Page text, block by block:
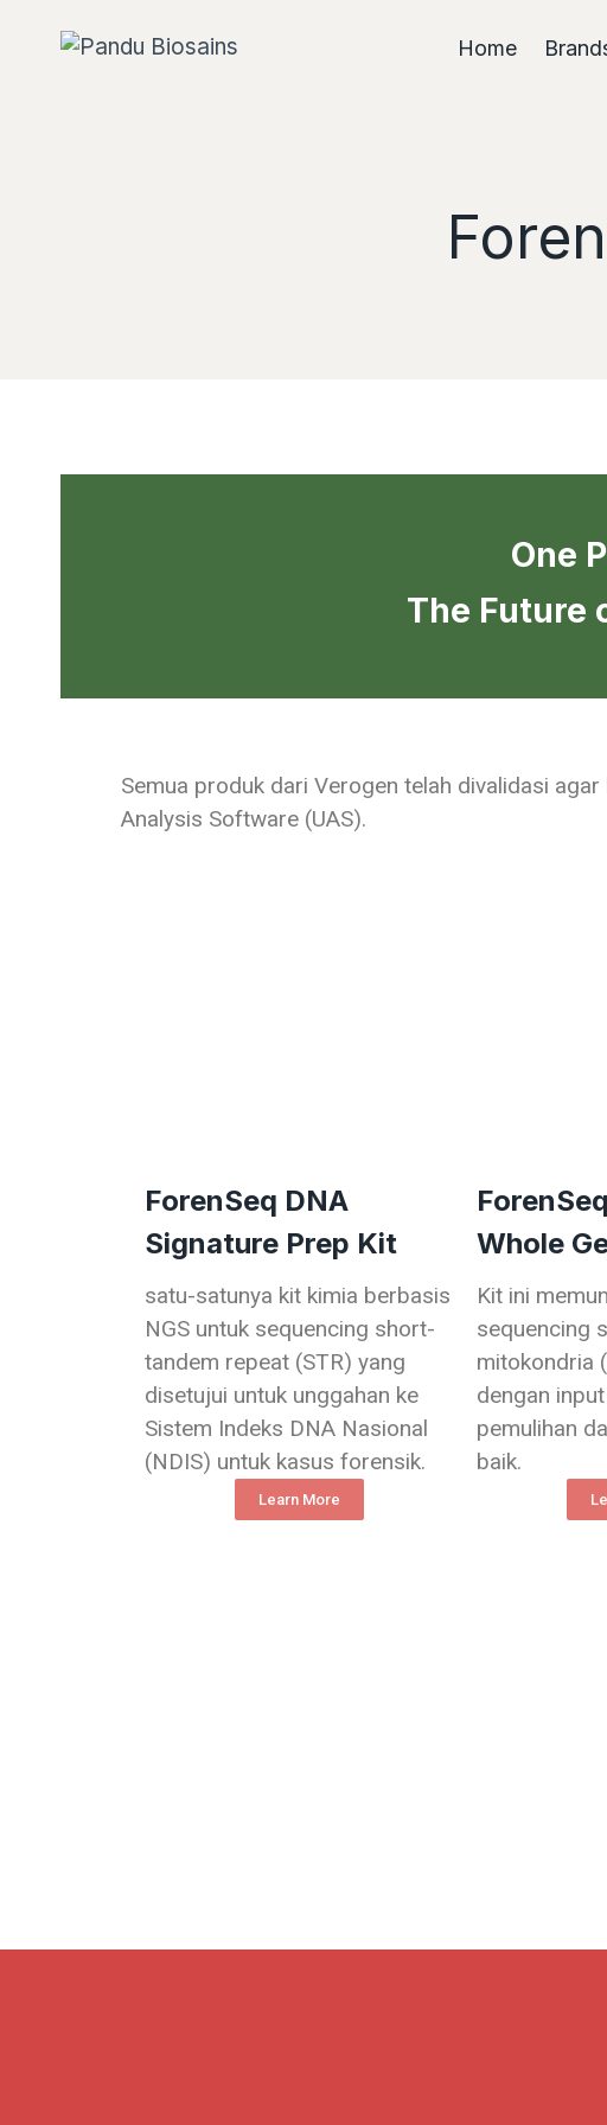
Home
One
The Future
Semua produk dari Verogen telah divalidasi
Analysis Software (UAS).
ForenSeq DNA
Signature Prep Kit
satu-satunya kit kimia berbasis
NGS untuk sequencing short-
tandem repeat (STR) yang
disetujui untuk unggahan ke
Sistem Indeks DNA Nasional
(NDIS) untuk kasus forensik.
Learn More
Whole
Kit ini
sequencing
mitokondria
dengan
pemulihan
baik.